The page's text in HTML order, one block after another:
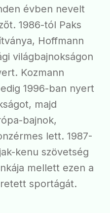
évben nevelt
1986-tól Paks
Hoffmann
világbajnokságon
Kozmann
1996-ban nyert
majd
bajnok,
lett. 1987-
kenu szövetség
mellett ezen a
sportágát.